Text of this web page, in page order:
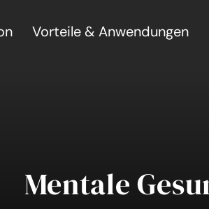
Vorteile & Anwendungen
Mentale